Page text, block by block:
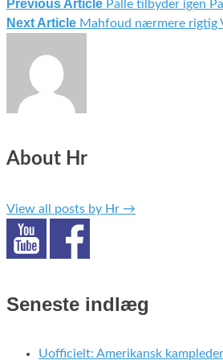
Indlægsnavigation
Previous Article Palle tilbyder igen
Next Article Mahfoud nærmere rigtig
About Hr
View all posts by Hr →
Seneste indlæg
Uofficielt: Amerikansk